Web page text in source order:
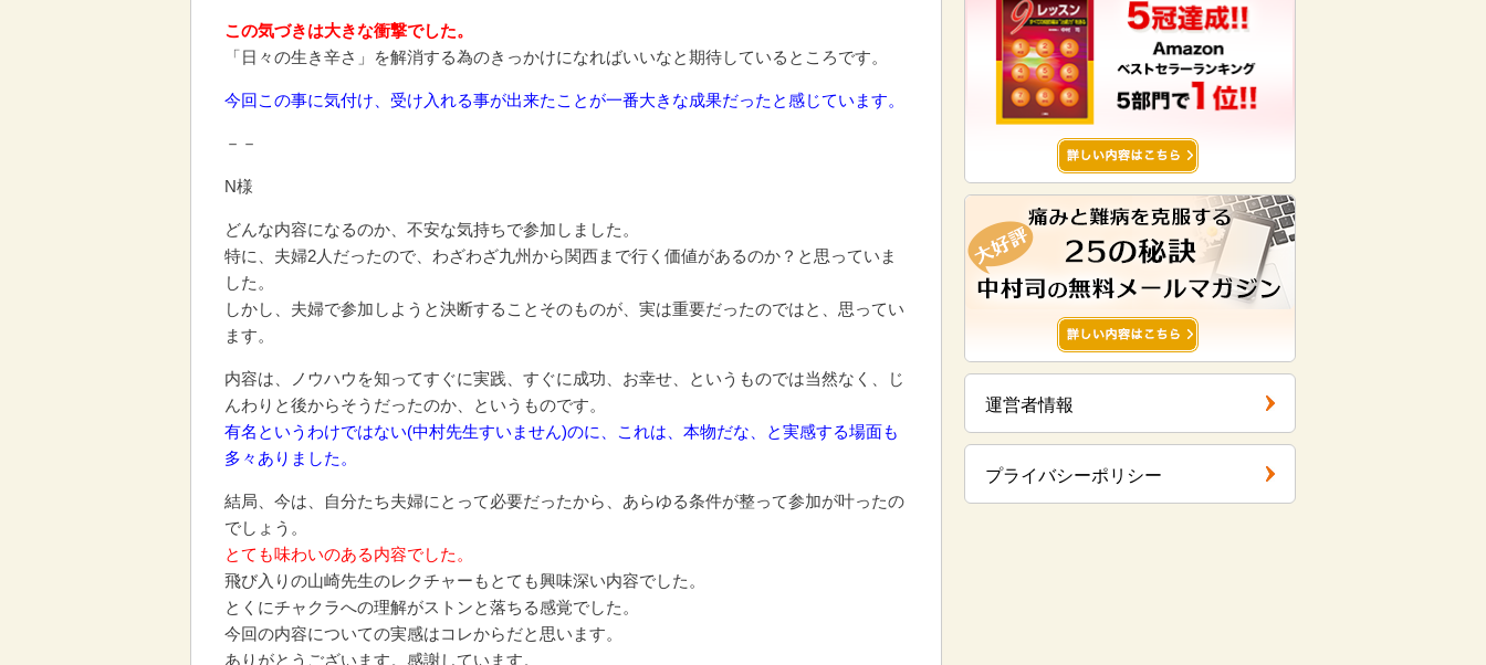
この気づきは大きな衝撃でした。
「日々の生き辛さ」を解消する為のきっかけになればいいなと期待しているところです。
今回この事に気付け、受け入れる事が出来たことが一番大きな成果だったと感じています。
－－
N様
どんな内容になるのか、不安な気持ちで参加しました。
特に、夫婦2人だったので、わざわざ九州から関西まで行く価値があるのか？と思っていま
した。
しかし、夫婦で参加しようと決断することそのものが、実は重要だったのではと、思ってい
ます。
内容は、ノウハウを知ってすぐに実践、すぐに成功、お幸せ、というものでは当然なく、じ
んわりと後からそうだったのか、というものです。
有名というわけではない(中村先生すいません)のに、これは、本物だな、と実感する場面も
多々ありました。
結局、今は、自分たち夫婦にとって必要だったから、あらゆる条件が整って参加が叶ったの
でしょう。
とても味わいのある内容でした。
飛び入りの山崎先生のレクチャーもとても興味深い内容でした。
とくにチャクラへの理解がストンと落ちる感覚でした。
今回の内容についての実感はコレからだと思います。
ありがとうございます。感謝しています。
運営者情報
プライバシーポリシー